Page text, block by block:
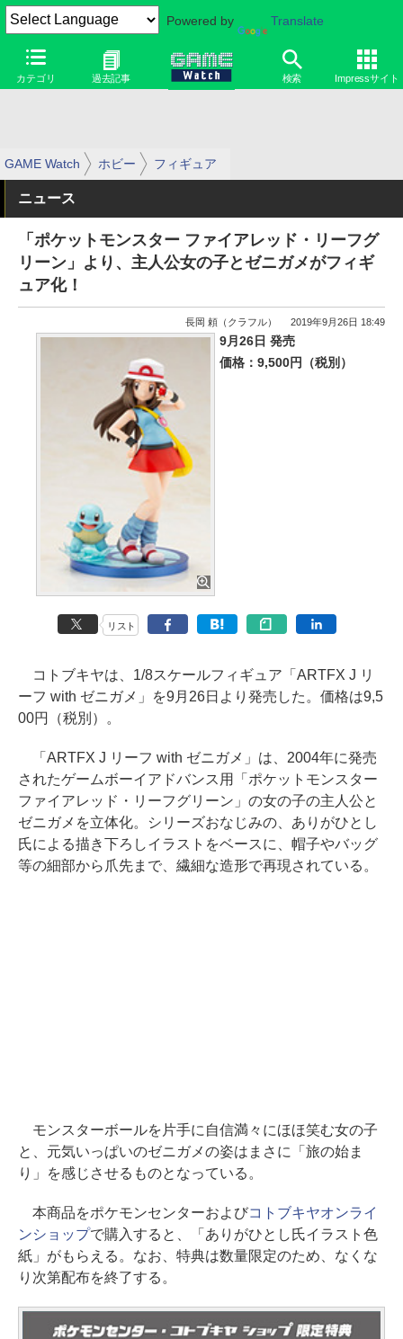
Powered by Translate
カテゴリ 過去記事 検索 Impressサイト
GAME Watch ホビー フィギュア
ニュース
「ポケットモンスター ファイアレッド・リーフグ
リーン」より、主人公女の子とゼニガメがフィギ
ュア化！
長岡 頼（クラフル） 2019年9月26日 18:49
9月26日 発売
価格：9,500円（税別）
リスト
コトブキヤは、1/8スケールフィギュア「ARTFX J リ
ーフ with ゼニガメ」を9月26日より発売した。価格は9,5
00円（税別）。
「ARTFX J リーフ with ゼニガメ」は、2004年に発売
されたゲームボーイアドバンス用「ポケットモンスター
ファイアレッド・リーフグリーン」の女の子の主人公と
ゼニガメを立体化。シリーズおなじみの、ありがひとし
氏による描き下ろしイラストをベースに、帽子やバッグ
等の細部から爪先まで、繊細な造形で再現されている。
モンスターボールを片手に自信満々にほほ笑む女の子
と、元気いっぱいのゼニガメの姿はまさに「旅の始ま
り」を感じさせるものとなっている。
本商品をポケモンセンターおよびコトブキヤオンライ
ンショップで購入すると、「ありがひとし氏イラスト色
紙」がもらえる。なお、特典は数量限定のため、なくな
り次第配布を終了する。